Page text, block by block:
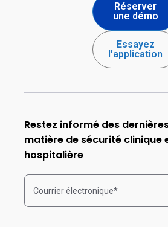
Réserver
une démo
Essayez
l'application
Restez informé des
matière de sécurité clinique
hospitalière